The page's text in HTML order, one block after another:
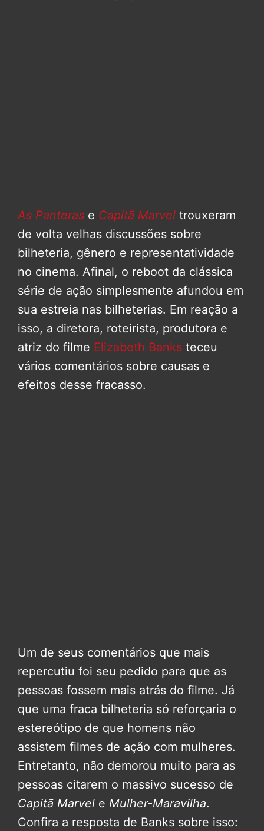
As Panteras e Capitã Marvel trouxeram
de volta velhas discussões sobre
bilheteria, gênero e representatividade
no cinema. Afinal, o reboot da clássica
série de ação simplesmente afundou em
sua estreia nas bilheterias. Em reação a
isso, a diretora, roteirista, produtora e
atriz do filme Elizabeth Banks teceu
vários comentários sobre causas e
efeitos desse fracasso.
Um de seus comentários que mais
repercutiu foi seu pedido para que as
pessoas fossem mais atrás do filme. Já
que uma fraca bilheteria só reforçaria o
estereótipo de que homens não
assistem filmes de ação com mulheres.
Entretanto, não demorou muito para as
pessoas citarem o massivo sucesso de
Capitã Marvel e Mulher-Maravilha.
Confira a resposta de Banks sobre isso: